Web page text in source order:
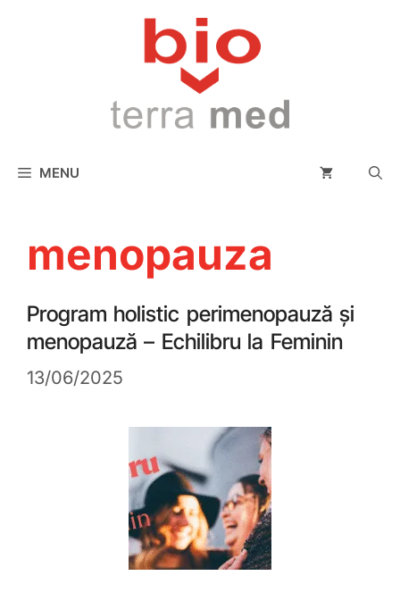
MENU
menopauza
Program holistic perimenopauză și
menopauză – Echilibru la Feminin
13/06/2025